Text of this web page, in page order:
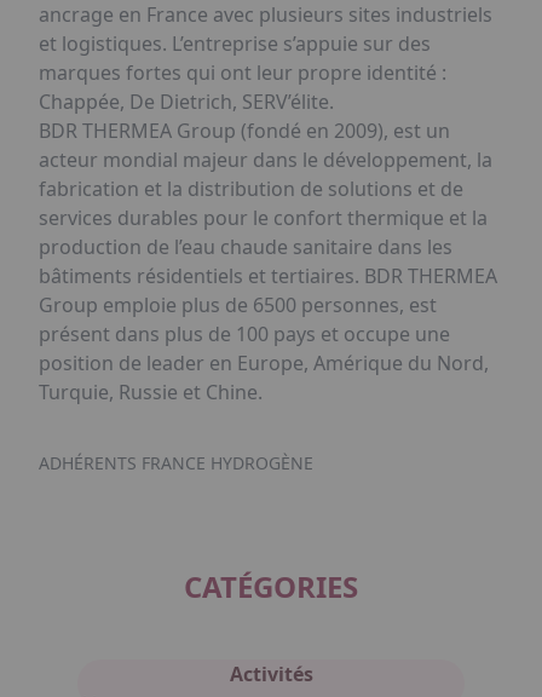
ancrage en France avec plusieurs sites industriels
et logistiques. L’entreprise s’appuie sur des
marques fortes qui ont leur propre identité :
Chappée, De Dietrich, SERV’élite.
BDR THERMEA Group (fondé en 2009), est un
acteur mondial majeur dans le développement, la
fabrication et la distribution de solutions et de
services durables pour le confort thermique et la
production de l’eau chaude sanitaire dans les
bâtiments résidentiels et tertiaires. BDR THERMEA
Group emploie plus de 6500 personnes, est
présent dans plus de 100 pays et occupe une
position de leader en Europe, Amérique du Nord,
Turquie, Russie et Chine.
ADHÉRENTS FRANCE HYDROGÈNE
CATÉGORIES
Activités